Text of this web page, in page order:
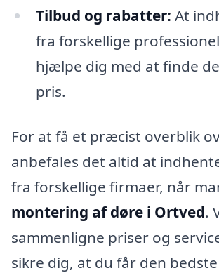
Tilbud og rabatter: At
fra forskellige
hjælpe dig med at finde
pris.
For at få et præcist overblik
anbefales det altid at
fra forskellige firmaer, når
montering af døre i Ortved.
sammenligne priser og
sikre dig, at du får den